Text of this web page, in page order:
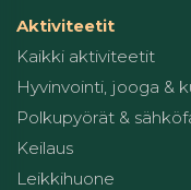
Aktiviteetit
Kaikki aktiviteetit
Hyvinvointi, jooga &
Polkupyörät &
Keilaus
Leikkihuone